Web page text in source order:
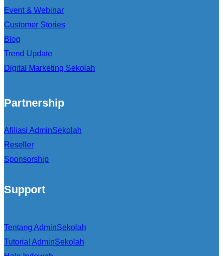
Event & Webinar
Customer Stories
Blog
Trend Update
Digital Marketing Sekolah
Partnership
Afiliasi AdminSekolah
Reseller
Sponsorship
Support
Tentang AdminSekolah
Tutorial AdminSekolah